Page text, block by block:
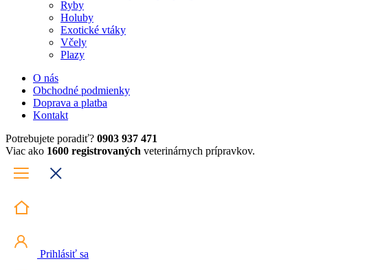
Ryby
Holuby
Exotické vtáky
Včely
Plazy
O nás
Obchodné podmienky
Doprava a platba
Kontakt
Potrebujete poradiť? 0903 937 471
Viac ako 1600 registrovaných veterinárnych prípravkov.
Prihlásiť sa